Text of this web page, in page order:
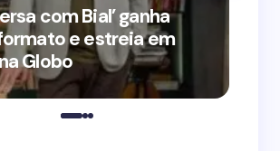
com Bial’ ganha
e estreia em
Globo